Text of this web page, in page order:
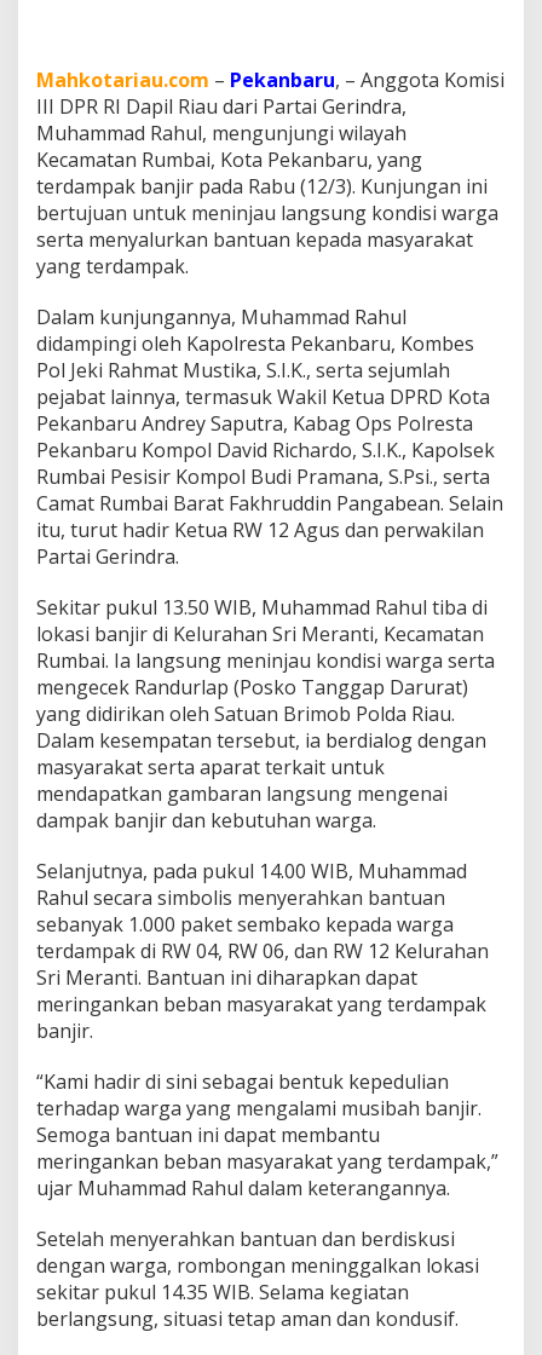
s
I
I
I
D
P
R
R
u
h
a
m
m
a
d
a
h
u
a
n
K
a
p
o
l
r
e
s
t
a
l
u
r
k
a
n
n
u
a
n
u
u
k
K
o
Mahkotariau.com – Pekanbaru, – Anggota Komisi
III DPR RI Dapil Riau dari Partai Gerindra,
Muhammad Rahul, mengunjungi wilayah
Kecamatan Rumbai, Kota Pekanbaru, yang
terdampak banjir pada Rabu (12/3). Kunjungan ini
bertujuan untuk meninjau langsung kondisi warga
serta menyalurkan bantuan kepada masyarakat
yang terdampak.
Dalam kunjungannya, Muhammad Rahul
didampingi oleh Kapolresta Pekanbaru, Kombes
Pol Jeki Rahmat Mustika, S.I.K., serta sejumlah
pejabat lainnya, termasuk Wakil Ketua DPRD Kota
Pekanbaru Andrey Saputra, Kabag Ops Polresta
Pekanbaru Kompol David Richardo, S.I.K., Kapolsek
Rumbai Pesisir Kompol Budi Pramana, S.Psi., serta
Camat Rumbai Barat Fakhruddin Pangabean. Selain
itu, turut hadir Ketua RW 12 Agus dan perwakilan
Partai Gerindra.
Sekitar pukul 13.50 WIB, Muhammad Rahul tiba di
lokasi banjir di Kelurahan Sri Meranti, Kecamatan
Rumbai. Ia langsung meninjau kondisi warga serta
mengecek Randurlap (Posko Tanggap Darurat)
yang didirikan oleh Satuan Brimob Polda Riau.
Dalam kesempatan tersebut, ia berdialog dengan
masyarakat serta aparat terkait untuk
mendapatkan gambaran langsung mengenai
dampak banjir dan kebutuhan warga.
Selanjutnya, pada pukul 14.00 WIB, Muhammad
Rahul secara simbolis menyerahkan bantuan
sebanyak 1.000 paket sembako kepada warga
terdampak di RW 04, RW 06, dan RW 12 Kelurahan
Sri Meranti. Bantuan ini diharapkan dapat
meringankan beban masyarakat yang terdampak
banjir.
“Kami hadir di sini sebagai bentuk kepedulian
terhadap warga yang mengalami musibah banjir.
Semoga bantuan ini dapat membantu
meringankan beban masyarakat yang terdampak,”
ujar Muhammad Rahul dalam keterangannya.
Setelah menyerahkan bantuan dan berdiskusi
dengan warga, rombongan meninggalkan lokasi
sekitar pukul 14.35 WIB. Selama kegiatan
berlangsung, situasi tetap aman dan kondusif.